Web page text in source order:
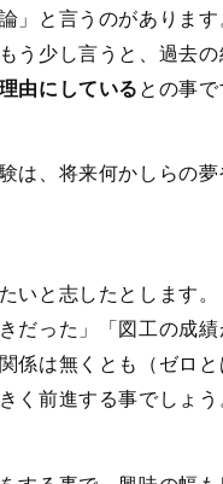
」と言うのがあります
う少し言うと、過去
由にしている との事
は、将来何かしらの
いと志したとします
だった」「図工の成
係は無くとも（ゼロ
く前進する事でしょう